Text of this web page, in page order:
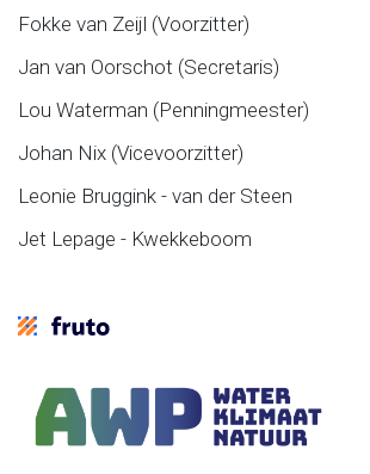
Fokke van Zeijl (Voorzitter)
Jan van Oorschot (Secretaris)
Lou Waterman (Penningmeester)
Johan Nix (Vicevoorzitter)
Leonie Bruggink - van der Steen
Jet Lepage - Kwekkeboom